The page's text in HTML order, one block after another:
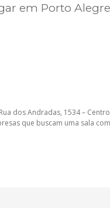
em Porto
dos Andradas, 1534 –
que buscam uma sala